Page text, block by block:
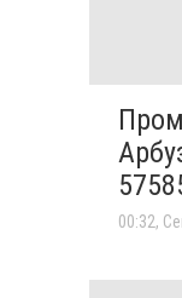
00:32,